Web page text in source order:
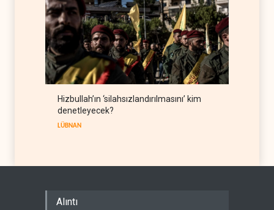
Hizbullah’ın ‘silahsızlandırılmasını’ kim
denetleyecek?
LÜBNAN
Alıntı